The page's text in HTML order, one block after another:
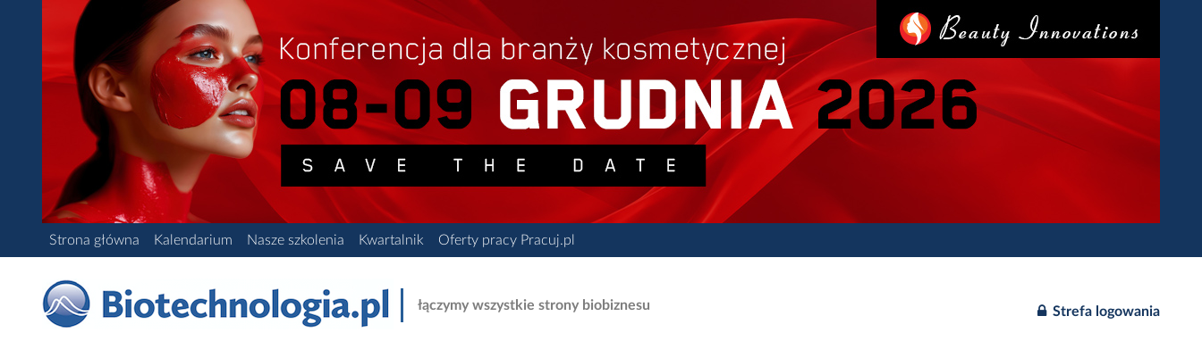
Strona główna Kalendarium Nasze szkolenia Kwartalnik Oferty pracy Pracuj.pl
łączymy wszystkie strony biobiznesu Strefa logowania